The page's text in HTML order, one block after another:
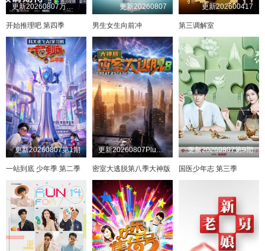
更新20260807万事屋加更第9期
开始推理吧 第四季
更新20260807
男生女生向前冲
更新202600417
第三调解室
更新20260807第1期
一站到底 少年季 第二季
更新20260807Plus版第3期
密室大逃脱第八季大神版
更新20260807第9期
国医少年志 第三季